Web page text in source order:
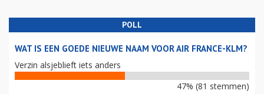
POLL
WAT IS EEN GOEDE NIEUWE NAAM VOOR AIR FRANCE-KLM?
Verzin alsjeblieft iets anders
47% (81 stemmen)